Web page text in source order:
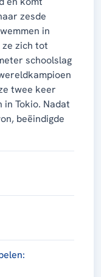
zesde
in
zich tot
schoolslag
twee keer
in Tokio. Nadat
beëindigde